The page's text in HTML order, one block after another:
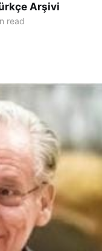
Arşivi
read